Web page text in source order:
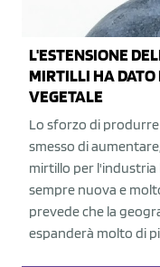
L'ESTENSIONE
MIRTILLI HA
VEGETALE
Lo sforzo di
smesso di
mirtillo per
sempre nuova e
prevede che la
espanderà molto di